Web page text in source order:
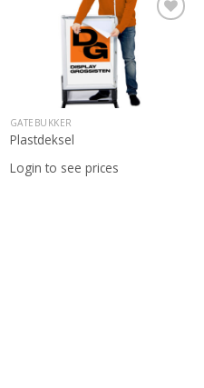
ønskeliste
GATEBUKKER
Plastdeksel
Login to see prices